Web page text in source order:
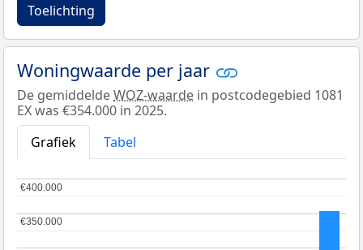
Toelichting
Woningwaarde per jaar
De gemiddeldeWOZ-waarde in postcodegebied 1081
EX was €354.000 in 2025.
Grafiek
Tabel
€350.000
€350.000
€400.000
€400.000